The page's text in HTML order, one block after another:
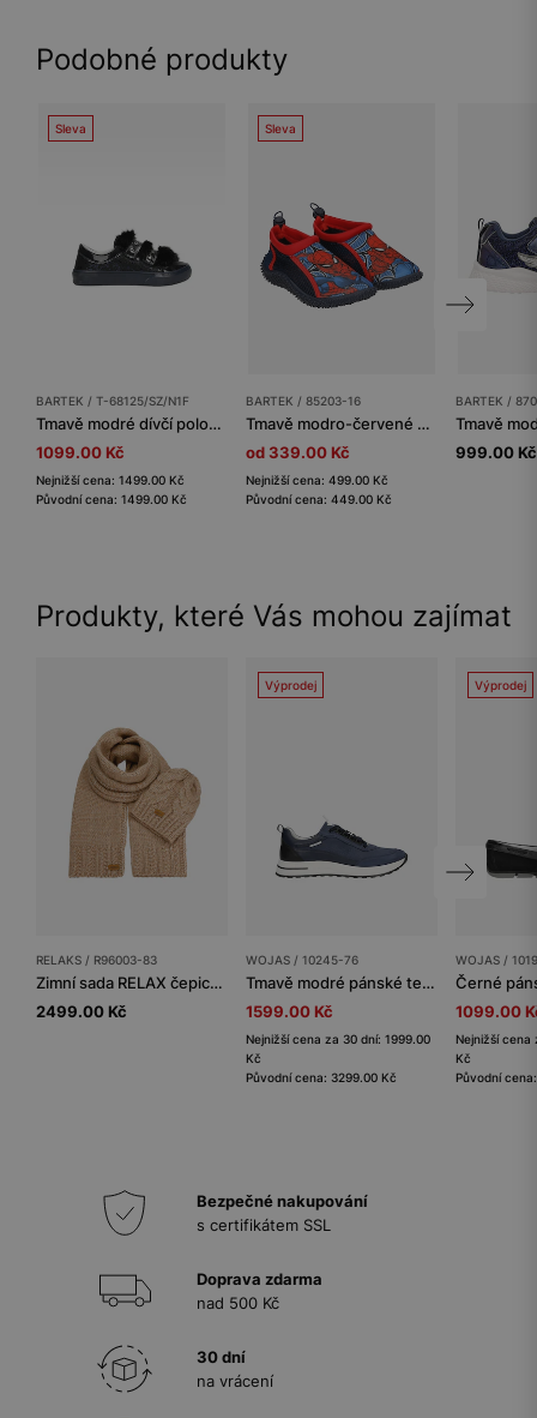
Podobné produkty
Sleva
BARTEK / T-68125/SZ/N1F
Tmavě modré dívčí polobotky s třpytkami a kožíškem T-68125/SZ/N1F
1099.00 Kč
Nejnižší cena: 1499.00 Kč
Původní cena: 1499.00 Kč
Sleva
BARTEK / 85203-16
Tmavě modro-červené bazénové boty Spider-Man BARTEK 85203-16
od 339.00 Kč
Nejnižší cena: 499.00 Kč
Původní cena: 449.00 Kč
BARTEK /
999.00 Kč
Produkty, které Vás mohou zajímat
RELAKS / R96003-83
Zimní sada RELAX čepice + šála z kombinace jehněčí vlny a bavlny
2499.00 Kč
Výprodej
WOJAS / 10245-76
Tmavě modré pánské tenisky s kontrastní podrážkou
1599.00 Kč
Nejnižší cena za 30 dní: 1999.00
Kč
Původní cena: 3299.00 Kč
Výprodej
WOJAS /
1099.00
Nejnižší cena
Kč
Původní
Bezpečné nakupování
s certifikátem SSL
Doprava zdarma
nad 500 Kč
30 dní
na vrácení